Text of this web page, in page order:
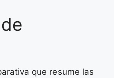
que resume las